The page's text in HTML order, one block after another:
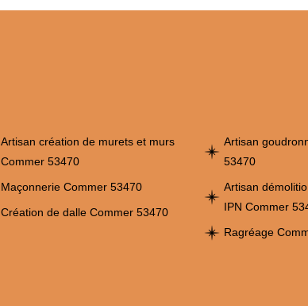
Artisan création de murets et murs
Commer 53470
Maçonnerie Commer 53470
Création de dalle Commer 53470
Artisan
53470
Artisan
IPN Commer
Ragréage